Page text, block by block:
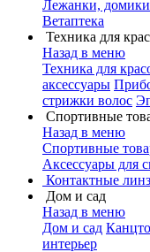
Лежанки, домики
Ветаптека
Техника для
Назад в меню
Техника для
аксессуары
стрижки волос
Спортивные
Назад в меню
Спортивные
Аксессуары для
Контактные
Дом и сад
Назад в меню
Дом и сад
интерьер